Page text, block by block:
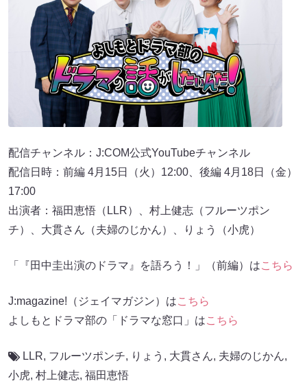
配信チャンネル：J:COM公式YouTubeチャンネル
配信日時：前編 4月15日（火）12:00、後編 4月18日（金）
17:00
出演者：福田恵悟（LLR）、村上健志（フルーツポン
チ）、大貫さん（夫婦のじかん）、りょう（小虎）
「『田中圭出演のドラマ』を語ろう！」（前編）はこちら
J:magazine!（ジェイマガジン）はこちら
よしもとドラマ部の「ドラマな窓口」はこちら
LLR, フルーツポンチ, りょう , 大貫さん, 夫婦のじかん,
小虎, 村上健志, 福田恵悟